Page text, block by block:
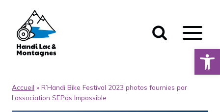
Ouvrir
contenu
Accueil » R’Handi Bike Festival 2023 photos fournies par
l’association SEPas Impossible